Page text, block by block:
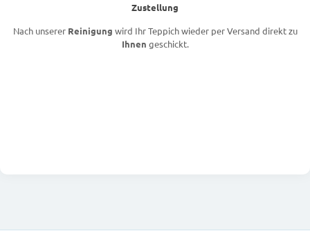
Zustellung
Nach unserer Reinigung wird Ihr Teppich wieder per Versand direkt zu
Ihnen geschickt.